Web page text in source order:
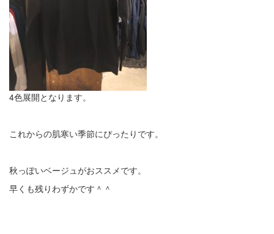
4色展開となります。
これからの肌寒い季節にぴったりです。
秋っぽいベージュがおススメです。
早くも残りわずかです＾＾